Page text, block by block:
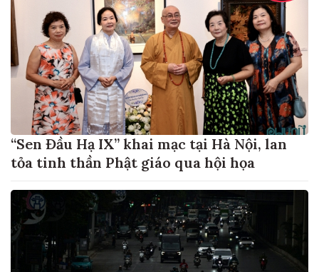
“Sen Đầu Hạ IX” khai mạc tại Hà Nội, lan
tỏa tinh thần Phật giáo qua hội họa